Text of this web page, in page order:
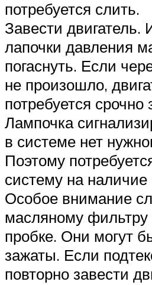
потребуется слить.
Завести двигатель.
лапочки давления
погаснуть. Если
не произошло,
потребуется срочно
Лампочка
в системе нет
Поэтому
систему на наличие
Особое внимание
масляному фильтру
пробке. Они могут
зажаты. Если
повторно завести